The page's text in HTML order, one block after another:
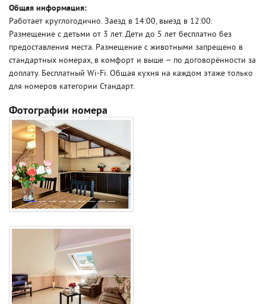
Общая информация:
Работает круглогодично. Заезд в 14:00, выезд в 12:00.
Размещение с детьми от 3 лет. Дети до 5 лет бесплатно без
предоставления места. Размещение с животными запрещено в
стандартных номерах, в комфорт и выше — по договорённости за
доплату. Бесплатный Wi-Fi. Общая кухня на каждом этаже только
для номеров категории Стандарт.
Фотографии номера